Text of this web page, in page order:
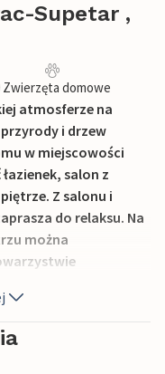
Supetar ,
Zwierzęta domowe
atmosferze na
i drzew
w miejscowości
salon z
Z salonu i
do relaksu. Na
można
zalecamy
która znajduje
korzystanie z